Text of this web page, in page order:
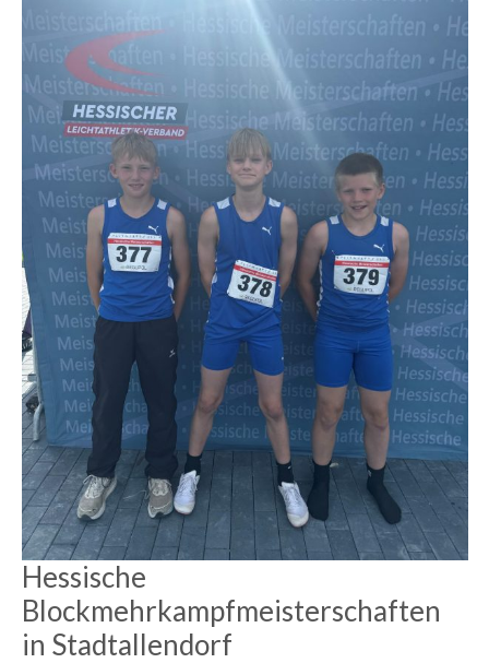
Hessische
Blockmehrkampfmeisterschaften
in Stadtallendorf